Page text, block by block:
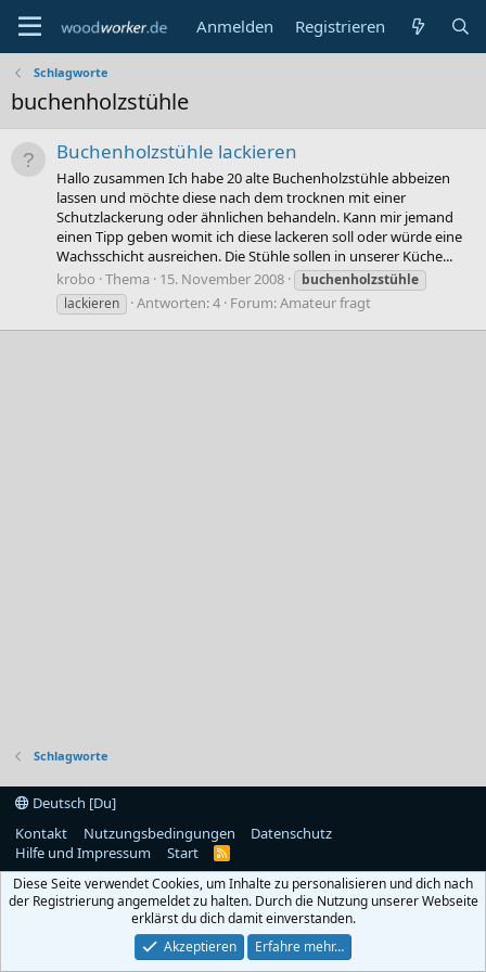
Anmelden Registrieren
Schlagworte
buchenholzstühle
Buchenholzstühle lackieren
Hallo zusammen Ich habe 20 alte Buchenholzstühle abbeizen
lassen und möchte diese nach dem trocknen mit einer
Schutzlackerung oder ähnlichen behandeln. Kann mir jemand
einen Tipp geben womit ich diese lackeren soll oder würde eine
Wachsschicht ausreichen. Die Stühle sollen in unserer Küche...
krobo Thema 15. November 2008
buchenholzstühle
lackieren
Antworten: 4 Forum:Amateur fragt
Schlagworte
Deutsch [Du]
Kontakt
Nutzungsbedingungen
Datenschutz
Hilfe und Impressum
Start
R
S
Diese Seite verwendet Cookies, um Inhalte zu personalisieren und dich nach
der Registrierung angemeldet zu halten. Durch die Nutzung unserer Webseite
erklärst du dich damit einverstanden.
Akzeptieren
Erfahre mehr…